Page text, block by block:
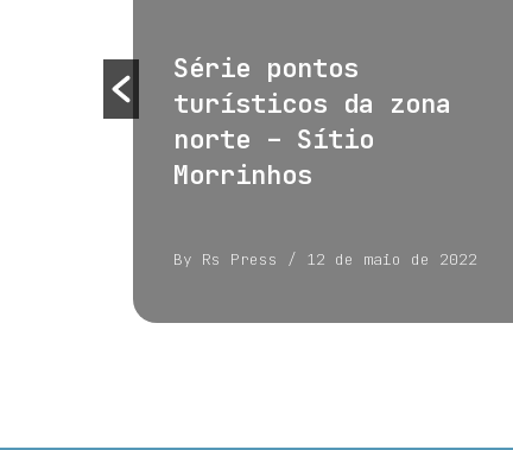
Série pontos
turísticos da zona
norte – Sítio
Morrinhos
By Rs Press / 12 de maio de 2022